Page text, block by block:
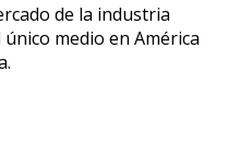
de la industria
medio en América